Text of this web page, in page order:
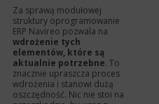
Za sprawą modułowej
struktury oprogramowanie
ERP Navireo pozwala na
wdrożenie tych
elementów, które są
aktualnie potrzebne. To
znacznie upraszcza proces
wdrożenia i stanowi dużą
oszczędność. Nic nie stoi na